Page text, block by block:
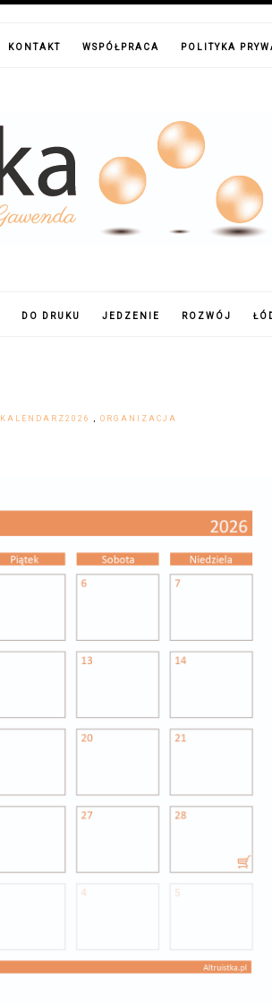
KONTAKT WSPÓŁPRACA POLITYKA
DO DRUKU JEDZENIE ROZWÓJ
KALENDARZ2026 , ORGANIZACJA